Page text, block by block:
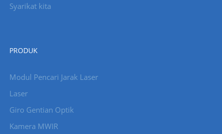
Syarikat kita
PRODUK
Modul Pencari Jarak Laser
Laser
Giro Gentian Optik
Kamera MWIR